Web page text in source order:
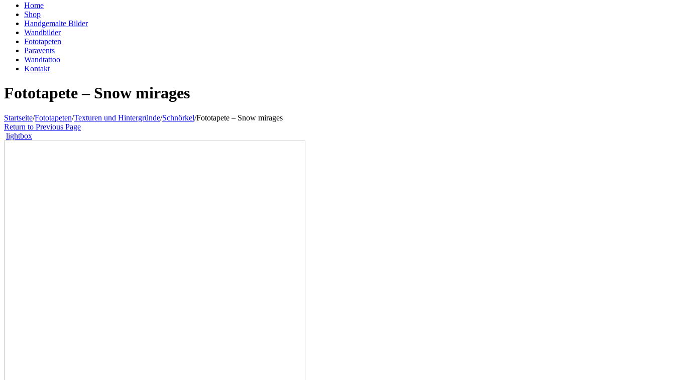
Home
Shop
Handgemalte Bilder
Wandbilder
Fototapeten
Paravents
Wandtattoo
Kontakt
Fototapete – Snow mirages
Startseite/Fototapeten/Texturen und Hintergründe/Schnörkel/Fototapete – Snow mirages
Return to Previous Page
lightbox